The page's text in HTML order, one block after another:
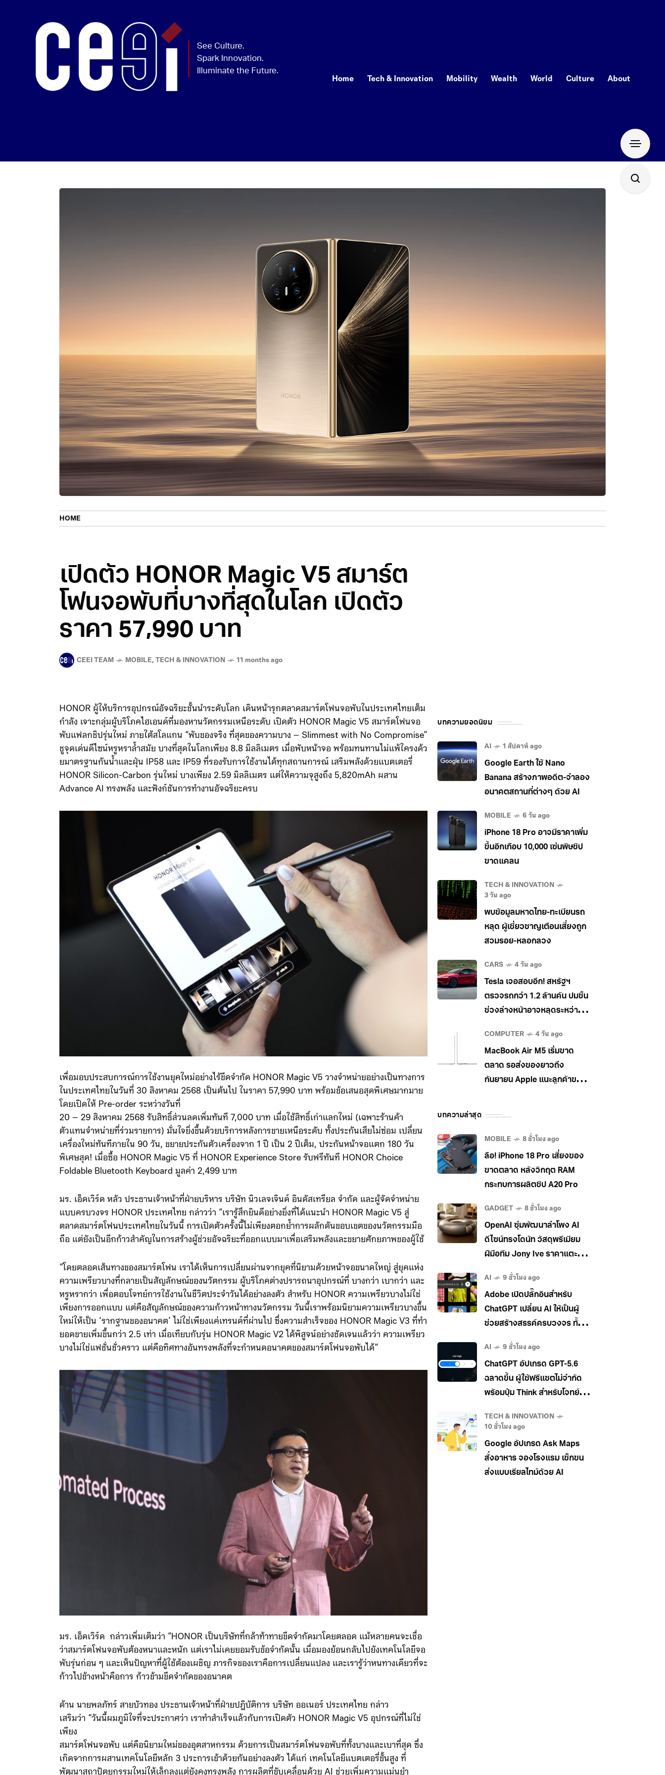
Home Tech & Innovation Mobility Wealth World Culture About
HOME
เปิดตัว HONOR Magic V5 สมาร์ต
โฟนจอพับที่บางที่สุดในโลก เปิดตัว
ราคา 57,990 บาท
CEEI TEAM MOBILE, TECH & INNOVATION 11 months ago
HONOR ผู้ให้บริการอุปกรณ์อัจฉริยะชั้นนำระดับโลก เดินหน้ารุกตลาดสมาร์ตโฟนจอพับในประเทศไทยเต็ม
กำลัง เจาะกลุ่มผู้บริโภคไฮเอนด์ที่มองหานวัตกรรมเหนือระดับ เปิดตัว HONOR Magic V5 สมาร์ตโฟนจอ
พับแฟลกชิปรุ่นใหม่ ภายใต้สโลแกน “พับของจริง ที่สุดของความบาง – Slimmest with No Compromise”
ชูจุดเด่นดีไซน์หรูหราล้ำสมัย บางที่สุดในโลกเพียง 8.8 มิลลิเมตร เมื่อพับหน้าจอ พร้อมทนทานไม่แพ้ใครงด้ว
ยมาตรฐานกันน้ำและฝุ่น IP58 และ IP59 ที่รองรับการใช้งานได้ทุกสถานการณ์ เสริมพลังด้วยแบตเตอรี่
HONOR Silicon-Carbon รุ่นใหม่ บางเพียง 2.59 มิลลิเมตร แต่ให้ความจุสูงถึง 5,820mAh ผสาน
Advance AI ทรงพลัง และฟังก์ชันการทำงานอัจฉริยะครบ
เพื่อมอบประสบการณ์การใช้งานยุคใหม่อย่างไร้ขีดจำกัด HONOR Magic V5 วางจำหน่ายอย่างเป็นทางการ
ในประเทศไทยในวันที่ 30 สิงหาคม 2568 เป็นต้นไป ในราคา 57,990 บาท พร้อมข้อเสนอสุดพิเศษมากมาย
โดยเปิดให้ Pre-order ระหว่างวันที่
20 – 29 สิงหาคม 2568 รับสิทธิ์ส่วนลดเพิ่มทันที 7,000 บาท เมื่อใช้สิทธิ์เก่าแลกใหม่ (เฉพาะร้านค้า
ตัวแทนจำหน่ายที่ร่วมรายการ) มั่นใจยิ่งขึ้นด้วยบริการหลังการขายเหนือระดับ ทั้งประกันเสียไม่ซ่อม เปลี่ยน
เครื่องใหม่ทันทีภายใน 90 วัน, ขยายประกันตัวเครื่องจาก 1 ปี เป็น 2 ปีเต็ม, ประกันหน้าจอแตก 180 วัน
พิเศษสุด! เมื่อซื้อ HONOR Magic V5 ที่ HONOR Experience Store รับฟรีทันที HONOR Choice
Foldable Bluetooth Keyboard มูลค่า 2,499 บาท
มร. เอ็ดเวิร์ด หลัว ประธานเจ้าหน้าที่ฝ่ายบริหาร บริษัท นิวเลจเจินด์ อินดัสเทรียล จำกัด และผู้จัดจำหน่าย
แบบครบวงจร HONOR ประเทศไทย กล่าวว่า “เรารู้สึกยินดีอย่างยิ่งที่ได้แนะนำ HONOR Magic V5 สู่
ตลาดสมาร์ตโฟนประเทศไทยในวันนี้ การเปิดตัวครั้งนี้ไม่เพียงตอกย้ำการผลักดันขอบเขตของนวัตกรรมมือ
ถือ แต่ยังเป็นอีกก้าวสำคัญในการสร้างผู้ช่วยอัจฉริยะที่ออกแบบมาเพื่อเสริมพลังและขยายศักยภาพของผู้ใช้
“โดยตลอดเส้นทางของสมาร์ตโฟน เราได้เห็นการเปลี่ยนผ่านจากยุคที่นิยามด้วยหน้าจอขนาดใหญ่ สู่ยุคแห่ง
ความเพรียวบางที่กลายเป็นสัญลักษณ์ของนวัตกรรม ผู้บริโภคต่างปรารถนาอุปกรณ์ที่ บางกว่า เบากว่า และ
หรูหรากว่า เพื่อตอบโจทย์การใช้งานในชีวิตประจำวันได้อย่างลงตัว สำหรับ HONOR ความเพรียวบางไม่ใช่
เพียงการออกแบบ แต่คือสัญลักษณ์ของความก้าวหน้าทางนวัตกรรม วันนี้เราพร้อมนิยามความเพรียวบางขึ้น
ใหม่ให้เป็น ‘รากฐานของอนาคต’ ไม่ใช่เพียงแค่เทรนด์ที่ผ่านไป ซึ่งความสำเร็จของ HONOR Magic V3 ที่ทำ
ยอดขายเพิ่มขึ้นกว่า 2.5 เท่า เมื่อเทียบกับรุ่น HONOR Magic V2 ได้พิสูจน์อย่างชัดเจนแล้วว่า ความเพรียว
บางไม่ใช่แฟชั่นชั่วคราว แต่คือทิศทางอันทรงพลังที่จะกำหนดอนาคตของสมาร์ตโฟนจอพับได้”
มร. เอ็ดเวิร์ด กล่าวเพิ่มเติมว่า “HONOR เป็นบริษัทที่กล้าท้าทายขีดจำกัดมาโดยตลอด แม้หลายคนจะเชื่อ
ว่าสมาร์ตโฟนจอพับต้องหนาและหนัก แต่เราไม่เคยยอมรับข้อจำกัดนั้น เมื่อมองย้อนกลับไปยังเทคโนโลยีจอ
พับรุ่นก่อน ๆ และเห็นปัญหาที่ผู้ใช้ต้องเผชิญ ภารกิจของเราคือการเปลี่ยนแปลง และเรารู้ว่าหนทางเดียวที่จะ
ก้าวไปข้างหน้าคือการ ก้าวข้ามขีดจำกัดของอนาคต
ด้าน นายพลภัทร์ สายบัวทอง ประธานเจ้าหน้าที่ฝ่ายปฏิบัติการ บริษัท ออเนอร์ ประเทศไทย กล่าว
เสริมว่า “วันนี้ผมภูมิใจที่จะประกาศว่า เราทำสำเร็จแล้วกับการเปิดตัว HONOR Magic V5 อุปกรณ์ที่ไม่ใช่
เพียง
สมาร์ตโฟนจอพับ แต่คือนิยามใหม่ของอุตสาหกรรม ด้วยการเป็นสมาร์ตโฟนจอพับที่ทั้งบางและเบาที่สุด ซึ่ง
เกิดจากการผสานเทคโนโลยีหลัก 3 ประการเข้าด้วยกันอย่างลงตัว ได้แก่ เทคโนโลยีแบตเตอรี่ขั้นสูง ที่
พัฒนาสถาปัตยกรรมใหม่ให้เล็กลงแต่ยังคงทรงพลัง การผลิตที่ขับเคลื่อนด้วย AI ช่วยเพิ่มความแม่นยำ
บทความยอดนิยม
AI 1 สัปดาห์ ago
Google Earth ใช้ Nano
Banana สร้างภาพอดีต-จำลอง
อนาคตสถานที่ต่างๆ ด้วย AI
MOBILE 6 วัน ago
iPhone 18 Pro อาจมีราคาเพิ่ม
ขึ้นอีกเกือบ 10,000 เซ่นพิษชิป
ขาดแคลน
TECH & INNOVATION
3 วัน ago
พบข้อมูลมหาดไทย-ทะเบียนรถ
หลุด ผู้เชี่ยวชาญเตือนเสี่ยงถูก
สวมรอย-หลอกลวง
CARS 4 วัน ago
Tesla เจอสอบอีก! สหรัฐฯ
ตรวจรถกว่า 1.2 ล้านคัน ปมชิ้น
ช่วงล่างหน้าอาจหลุดระหว่าง
COMPUTER 4 วัน ago
MacBook Air M5 เริ่มขาด
ตลาด รอส่งของยาวถึง
กันยายน Apple แนะลูกค้าขยับ
บทความล่าสุด
MOBILE 8 ชั่วโมง ago
ลือ! iPhone 18 Pro เสี่ยงของ
ขาดตลาด หลังวิกฤต RAM
กระทบการผลิตชิป A20 Pro
GADGET 8 ชั่วโมง ago
OpenAI ซุ่มพัฒนาลำโพง AI
ดีไซน์ทรงโดนัท วัสดุพรีเมียม
ฝีมือทีม Jony Ive ราคาแตะ
AI 9 ชั่วโมง ago
Adobe เปิดปลั๊กอินสำหรับ
ChatGPT เปลี่ยน AI ให้เป็นผู้
ช่วยสร้างสรรค์ครบวงจร ทั้ง
AI 9 ชั่วโมง ago
ChatGPT อัปเกรด GPT-5.6
ฉลาดขึ้น ผู้ใช้ฟรีแชตไม่จำกัด
พร้อมปุ่ม Think สำหรับโจทย์
TECH & INNOVATION
10 ชั่วโมง ago
Google อัปเกรด Ask Maps
สั่งอาหาร จองโรงแรม เช็กขน
ส่งแบบเรียลไทม์ด้วย AI